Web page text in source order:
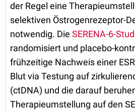
der Regel eine
selektiven Östrogenrezeptor-
notwendig. Die SERENA-6-
randomisiert und placebo-
frühzeitige Nachweis einer
Blut via Testung auf
(ctDNA) und die darauf
Therapieumstellung auf den